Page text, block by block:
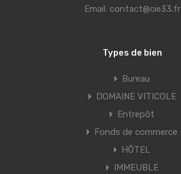
Email: contact@cie33.fr
Types de bien
Bureau
DOMAINE VITICOLE
Entrepôt
Fonds de commerce
HÔTEL
IMMEUBLE